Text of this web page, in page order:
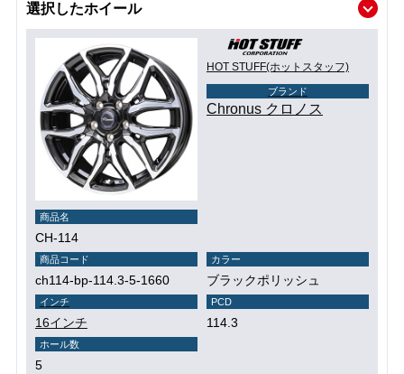
選択したホイール
HOT STUFF(ホットスタッフ)
ブランド
Chronus クロノス
商品名
CH-114
商品コード
ch114-bp-114.3-5-1660
カラー
ブラックポリッシュ
インチ
16インチ
PCD
114.3
ホール数
5